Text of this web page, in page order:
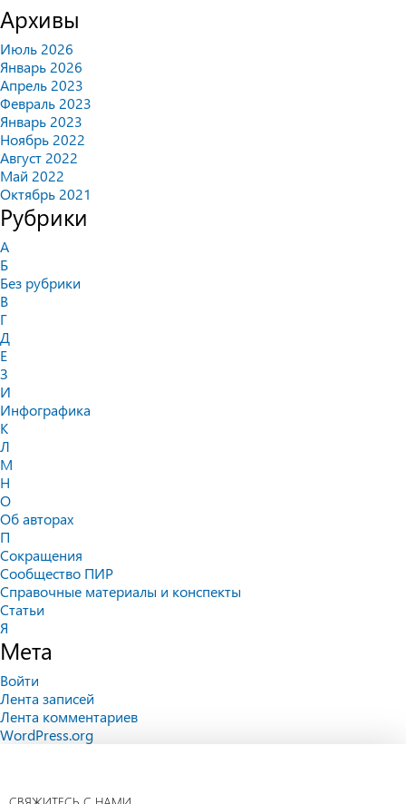
Архивы
Июль 2026
Январь 2026
Апрель 2023
Февраль 2023
Январь 2023
Ноябрь 2022
Август 2022
Май 2022
Октябрь 2021
Рубрики
А
Б
Без рубрики
В
Г
Д
Е
З
И
Инфографика
К
Л
М
Н
О
Об авторах
П
Сокращения
Сообщество ПИР
Справочные материалы и конспекты
Статьи
Я
Мета
Войти
Лента записей
Лента комментариев
WordPress.org